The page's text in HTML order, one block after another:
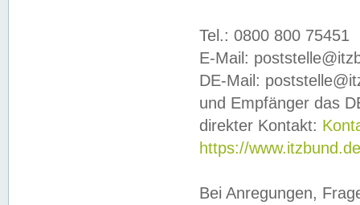
Tel.: 0800 800 75451
E-Mail:
DE-Mail:
und Empfänger das
direkter Kontakt:
https://
Bei Anregungen,